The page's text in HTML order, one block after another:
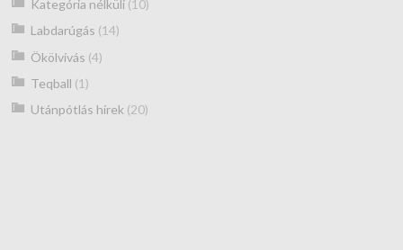
Kategória nélküli(10)
Labdarúgás (14)
Ökölvívás (4)
Teqball (1)
Utánpótlás hírek (20)